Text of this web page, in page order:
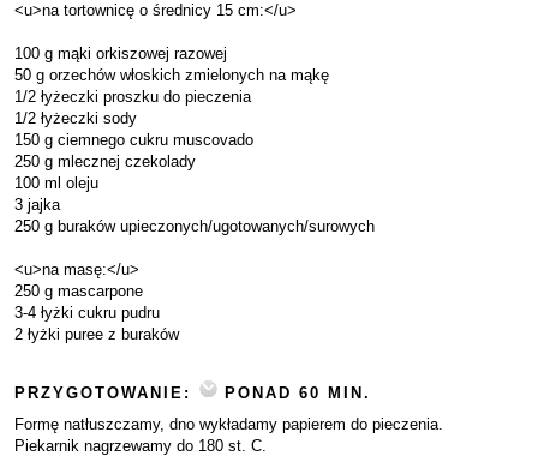
<u>na tortownicę o średnicy 15 cm:</u>
100 g mąki orkiszowej razowej
50 g orzechów włoskich zmielonych na mąkę
1/2 łyżeczki proszku do pieczenia
1/2 łyżeczki sody
150 g ciemnego cukru muscovado
250 g mlecznej czekolady
100 ml oleju
3 jajka
250 g buraków upieczonych/ugotowanych/surowych
<u>na masę:</u>
250 g mascarpone
3-4 łyżki cukru pudru
2 łyżki puree z buraków
PRZYGOTOWANIE:
PONAD 60 MIN.
Formę natłuszczamy, dno wykładamy papierem do pieczenia.
Piekarnik nagrzewamy do 180 st. C.